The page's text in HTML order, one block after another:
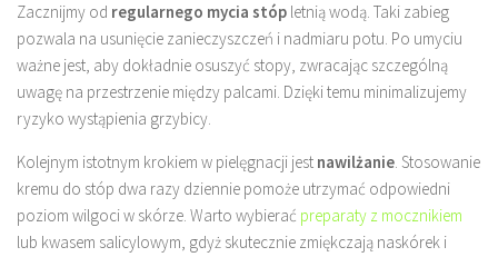
Zacznijmy od regularnego mycia stóp letnią wodą. Taki zabieg
pozwala na usunięcie zanieczyszczeń i nadmiaru potu. Po umyciu
ważne jest, aby dokładnie osuszyć stopy, zwracając szczególną
uwagę na przestrzenie między palcami. Dzięki temu minimalizujemy
ryzyko wystąpienia grzybicy.
Kolejnym istotnym krokiem w pielęgnacji jest nawilżanie. Stosowanie
kremu do stóp dwa razy dziennie pomoże utrzymać odpowiedni
poziom wilgoci w skórze. Warto wybierać preparaty z mocznikiem
lub kwasem salicylowym, gdyż skutecznie zmiękczają naskórek i